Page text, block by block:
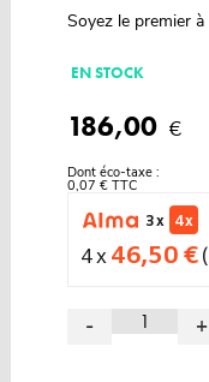
Soyez le premier
EN STOCK
186,00 €
Dont éco-taxe :
0,07 € TTC
3 x
4 x
4 x 46,50 €
- +